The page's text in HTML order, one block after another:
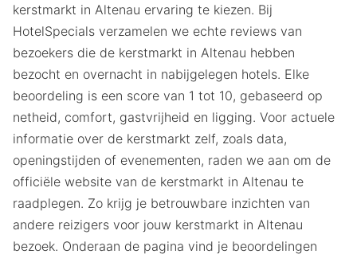
kerstmarkt in Altenau ervaring te kiezen. Bij
HotelSpecials verzamelen we echte reviews van
bezoekers die de kerstmarkt in Altenau hebben
bezocht en overnacht in nabijgelegen hotels. Elke
beoordeling is een score van 1 tot 10, gebaseerd op
netheid, comfort, gastvrijheid en ligging. Voor actuele
informatie over de kerstmarkt zelf, zoals data,
openingstijden of evenementen, raden we aan om de
officiële website van de kerstmarkt in Altenau te
raadplegen. Zo krijg je betrouwbare inzichten van
andere reizigers voor jouw kerstmarkt in Altenau
bezoek. Onderaan de pagina vind je beoordelingen